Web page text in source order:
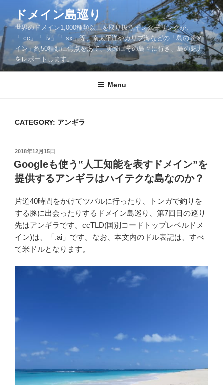
content
ドメイン島巡り
世界のドメイン1,000種類以上を取り扱うインターリンクが、
「.cc」「.tv」「.sx」等、南太平洋やカリブ海などの「島のドメ
イン」約50種類に焦点をあて、実際にその島々に行き、島の魅力
をレポートします。
Menu
CATEGORY: アンギラ
POSTED
ON
2018年12月15日
Googleも使う‟人工知能を表すドメイン”を
提供するアンギラはハイテクな島なのか？
片道40時間をかけてツバルに行ったり、トンガで釣りを
する豚に出会ったりするドメイン島巡り、第7回目の巡り
先はアンギラです。ccTLD(国別コードトップレベルドメ
イン)は、「.ai」です。なお、本文内のドル表記は、すべ
て米ドルとなります。